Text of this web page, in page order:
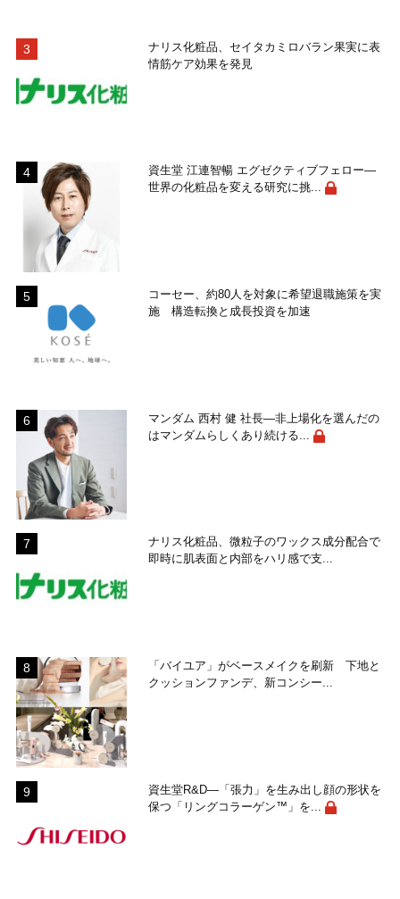
ナリス化粧品、セイタカミロバラン果実に表
情筋ケア効果を発見
資生堂 江連智暢 エグゼクティブフェロー―
世界の化粧品を変える研究に挑...
コーセー、約80人を対象に希望退職施策を実
施 構造転換と成長投資を加速
マンダム 西村 健 社長―非上場化を選んだの
はマンダムらしくあり続ける...
ナリス化粧品、微粒子のワックス成分配合で
即時に肌表面と内部をハリ感で支...
「バイユア」がベースメイクを刷新 下地と
クッションファンデ、新コンシー...
資生堂R&D―「張力」を生み出し顔の形状を
保つ「リングコラーゲン™」を...